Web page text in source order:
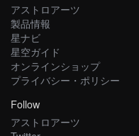
アストロアーツ
製品情報
星ナビ
星空ガイド
オンラインショップ
プライバシー・ポリシー
Follow
アストロアーツ